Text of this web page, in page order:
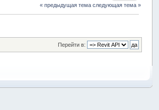
« предыдущая тема следующая тема »
Перейти в: